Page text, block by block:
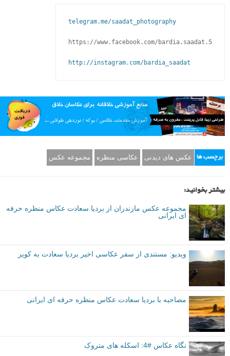
telegram.me/saadat_photography
https://www.facebook.com/bardia.saadat.5
http://instagram.com/bardia_saadat
برچسب ها عکس های دیدنی عکاسی منظره مجموعه عکس
بیشتر بخوانید:
مجموعه عکس مازندران از بردیا سعادت عکاس منظره حرفه
ای ایرانی
ویدیو: مستندی از سفر عکاسی اخیر بردیا سعادت به کویر
مصاحبه با بردیا سعادت عکاس منظره حرفه ای ایرانی
نگاه عکاس #4: اسکله های متروک